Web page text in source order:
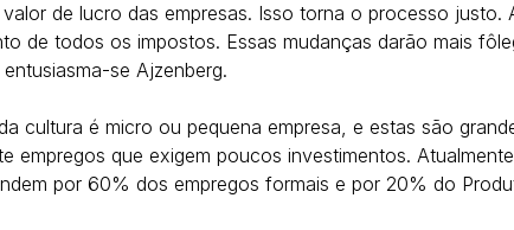
de lucro das empresas. Isso torna o processo justo.
de todos os impostos. Essas mudanças darão mais
se Ajzenberg.
cultura é micro ou pequena empresa, e estas são
empregos que exigem poucos investimentos.
por 60% dos empregos formais e por 20% do